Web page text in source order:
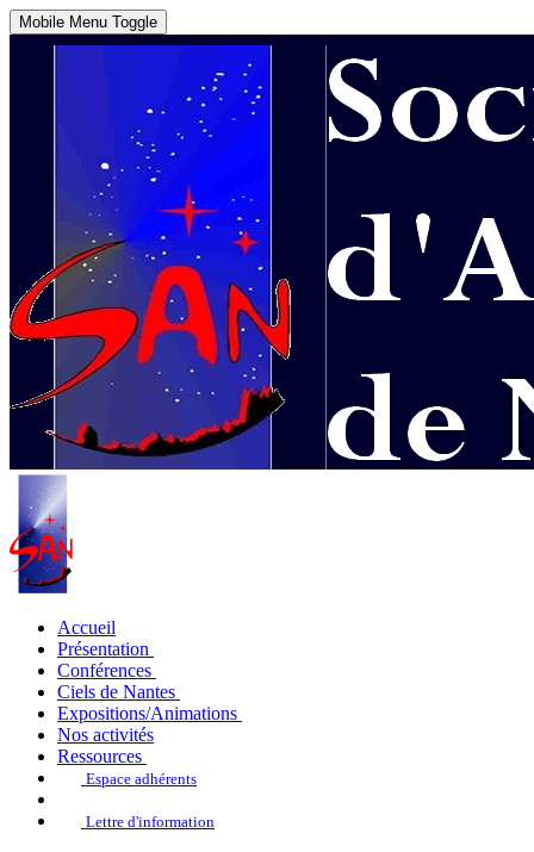
Mobile Menu Toggle
Accueil
Présentation
Conférences
Ciels de Nantes
Expositions/Animations
Nos activités
Ressources
Espace adhérents
Lettre d'information